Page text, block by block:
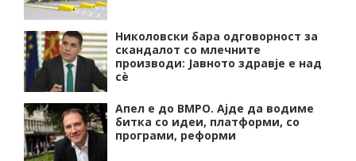
Николовски бара одговорност за
скандалот со млечните
производи: Јавното здравје е над
сѐ
Апел е до ВМРО. Ајде да водиме
битка со идеи, платформи, со
програми, реформи